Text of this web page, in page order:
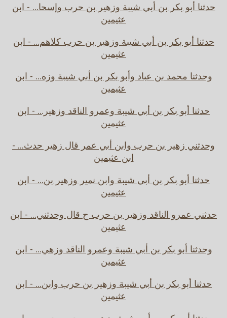
حدثنا أبو بكر بن أبي شيبة وزهير بن حرب وإسحا... - ابن
عثيمين
حدثنا أبو بكر بن أبي شيبة وزهير بن حرب كلاهم... - ابن
عثيمين
وحدثنا محمد بن عباد وأبو بكر بن أبي شيبة وزه... - ابن
عثيمين
حدثنا أبو بكر بن أبي شيبة وعمرو الناقد وزهير... - ابن
عثيمين
وحدثني زهير بن حرب وابن أبي عمر قال زهير حدث... -
ابن عثيمين
حدثنا أبو بكر بن أبي شيبة وابن نمير وزهير بن... - ابن
عثيمين
حدثني عمرو الناقد وزهير بن حرب ح قال وحدثني... - ابن
عثيمين
وحدثنا أبو بكر بن أبي شيبة وعمرو الناقد وزهي... - ابن
عثيمين
حدثنا أبو بكر بن أبي شيبة وزهير بن حرب وابن... - ابن
عثيمين